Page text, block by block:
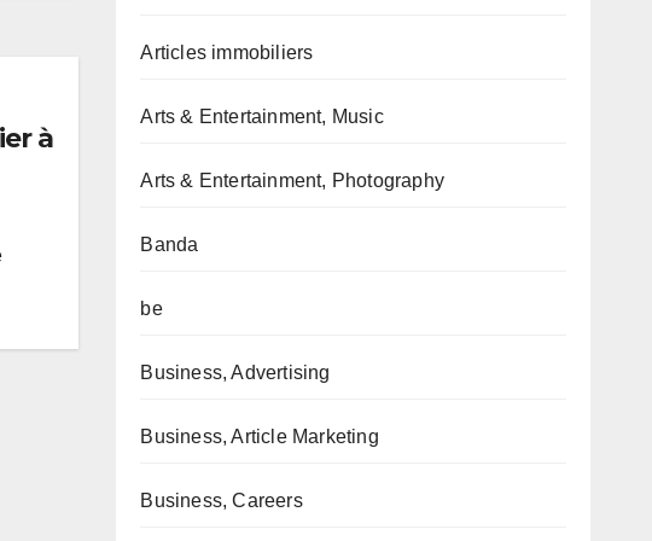
à
Articles immobiliers
Arts & Entertainment, Music
Arts & Entertainment, Photography
Banda
be
Business, Advertising
Business, Article Marketing
Business, Careers